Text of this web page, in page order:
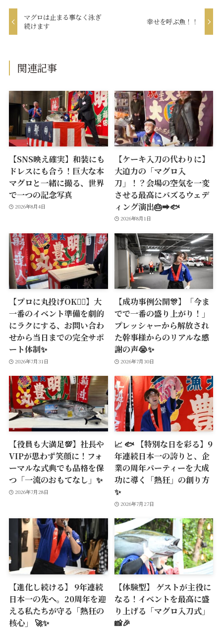
マグロは止まる事なく泳ぎ
続けます
幸せを呼ぶ魚！！
関連記事
【SNS映え確実】和装にも
ドレスにも合う！巨大な本
マグロと一緒に撮る、世界
で一つの記念写真
2026年8月4日
【ケーキ入刀の代わりに】
大迫力の「マグロ入
刀」！？会場の空気を一変
させる最高にバズるウェデ
ィング演出🎂➡️🐟
2026年8月1日
【プロに丸投げOK🙆‍♂️】大
一番のイベント準備を劇的
にラクにする、お問い合わ
せから当日までの完全サポ
ート体制✨
2026年7月31日
【成功事例公開🎊】「今ま
でで一番の盛り上がり！」
プレッシャーから解放され
た幹事様からのリアルな感
謝の声😭✨
2026年7月30日
【役員も大満足💯】社長や
VIPが思わず笑顔に！フォ
ーマルな式典でも品格を保
つ「一流のおもてなし」✨
2026年7月28日
📈 🐟 【特別な日を彩る】9
年連続日本一の誇りと、企
業の周年パーティーを大成
功に導く「熱狂」の創り方
✨
2026年7月27日
【進化し続ける】 9年連続
日本一の先へ。20周年を迎
える私たちが守る「熱狂の
核心」 🚀✨
【体験型】 ゲストが主役に
なる！イベントを最高に盛
り上げる「マグロ入刀式」
📸🎉